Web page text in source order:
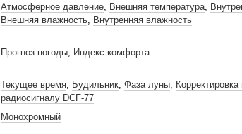
Атмосферное давление, Внешняя температура,
Внешняя влажность, Внутренняя влажность
Прогноз погоды, Индекс комфорта
Текущее время, Будильник, Фаза луны,
радиосигналу DCF-77
Монохромный